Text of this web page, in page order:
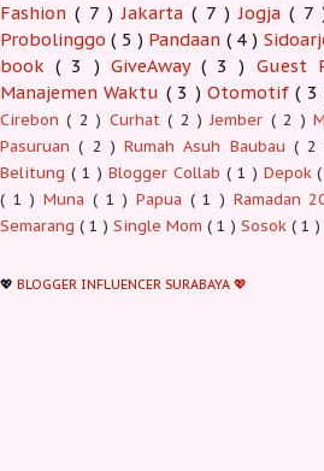
Fashion( 7 ) Jakarta( 7 ) Jogja( 7
Probolinggo( 5 ) Pandaan ( 4 )
book( 3 ) GiveAway ( 3 ) Guest
Manajemen Waktu ( 3 ) Otomotif( 3
Cirebon( 2 ) Curhat( 2 ) Jember ( 2 )
Pasuruan( 2 ) Rumah Asuh Baubau( 2
Belitung ( 1 ) Blogger Collab ( 1 ) Depok
( 1 ) Muna ( 1 ) Papua ( 1 ) Ramadan
Semarang ( 1 ) Single Mom ( 1 ) Sosok ( 1 )
💖 BLOGGER INFLUENCER SURABAYA 💖